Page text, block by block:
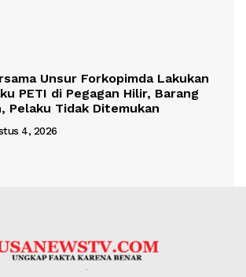
Unsur Forkopimda Lakukan
PETI di Pegagan Hilir, Barang
Pelaku Tidak Ditemukan
4, 2026